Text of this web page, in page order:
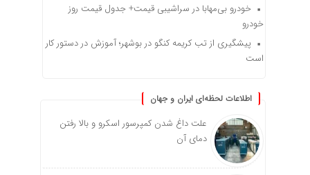
خودرو بی‌مهابا در سراشیبی قیمت+ جدول قیمت روز
خودرو
پیشگیری از تب کریمه کنگو در بوشهر؛ آموزش در دستور کار
است
اطلاعات لحظه‌ای ایران و جهان
علت داغ شدن کمپرسور اسکرو و بالا رفتن
دمای آن